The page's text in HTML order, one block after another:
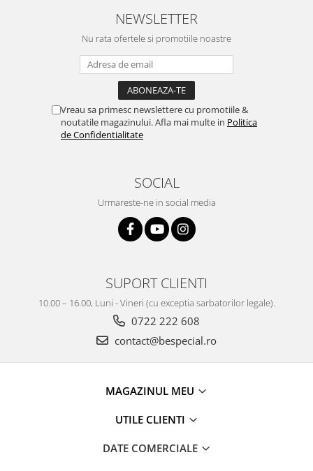
NEWSLETTER
Nu rata ofertele si promotiile noastre
Vreau sa primesc newslettere cu promotiile &
noutatile magazinului. Afla mai multe in Politica
de Confidentialitate
SOCIAL
Urmareste-ne in social media
SUPORT CLIENTI
10.00 – 16.00, Luni - Vineri (cu exceptia sarbatorilor legale).
0722 222 608
contact@bespecial.ro
MAGAZINUL MEU
UTILE CLIENTI
DATE COMERCIALE